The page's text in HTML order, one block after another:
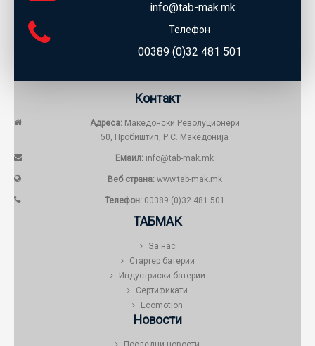
info@tab-mak.mk
Телефон
00389 (0)32 481 501
Контакт
Адреса:Македонски Револуционери
50, Пробиштип, Р.С. Македонија
Емаил: info@tab-mak.mk
Веб страна: www.tab-mak.mk
Телефон:00389 (0)32 481 501
ТАБМАК
За нас
Стартер батерии
Индустриски батерии
Сертификати
Ecomotion
Новости